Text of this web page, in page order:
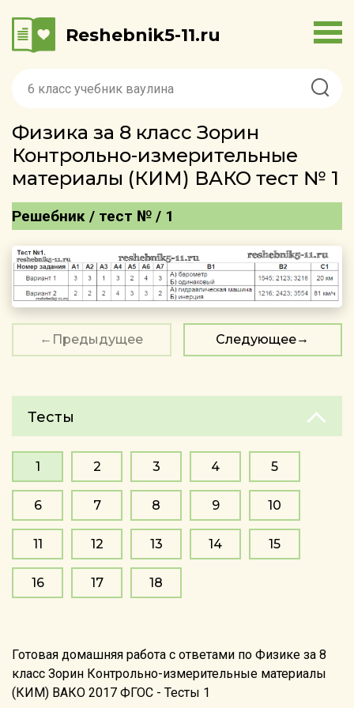
Reshebnik5-11.ru
Физика за 8 класс Зорин
Контрольно-измерительные
материалы (КИМ) ВАКО тест № 1
Решебник / тест № / 1
Предыдущее Следующее
Тесты
1 2 3 4 5
6 7 8 9 10
11 12 13 14 15
16 17 18
Готовая домашняя работа с ответами по Физике за 8
класс Зорин Контрольно-измерительные материалы
(КИМ) ВАКО 2017 ФГОС - Тесты 1